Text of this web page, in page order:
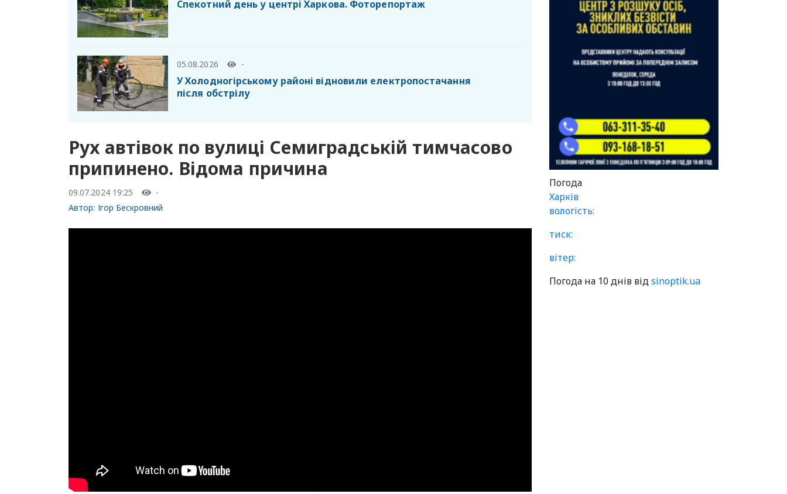
Спекотний день у центрі Харкова. Фоторепортаж
05.08.2026 -
У Холодногірському районі відновили електропостачання
після обстрілу
Рух автівок по вулиці Семиградській тимчасово
припинено. Відома причина
09.07.2024 19:25
-
Автор: Ігор Бескровний
Погода
Харків
вологість:
тиск:
вітер:
Погода на 10 днів відsinoptik.ua